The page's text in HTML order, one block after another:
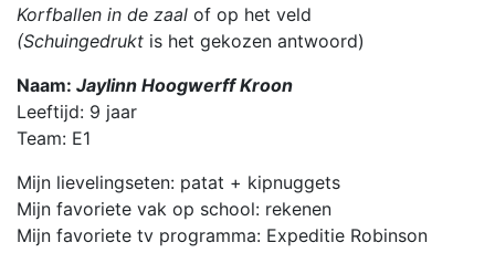
Korfballen in de zaal of op het veld
(Schuingedrukt is het gekozen antwoord)
Naam: Jaylinn Hoogwerff Kroon
Leeftijd: 9 jaar
Team: E1
Mijn lievelingseten: patat + kipnuggets
Mijn favoriete vak op school: rekenen
Mijn favoriete tv programma: Expeditie Robinson